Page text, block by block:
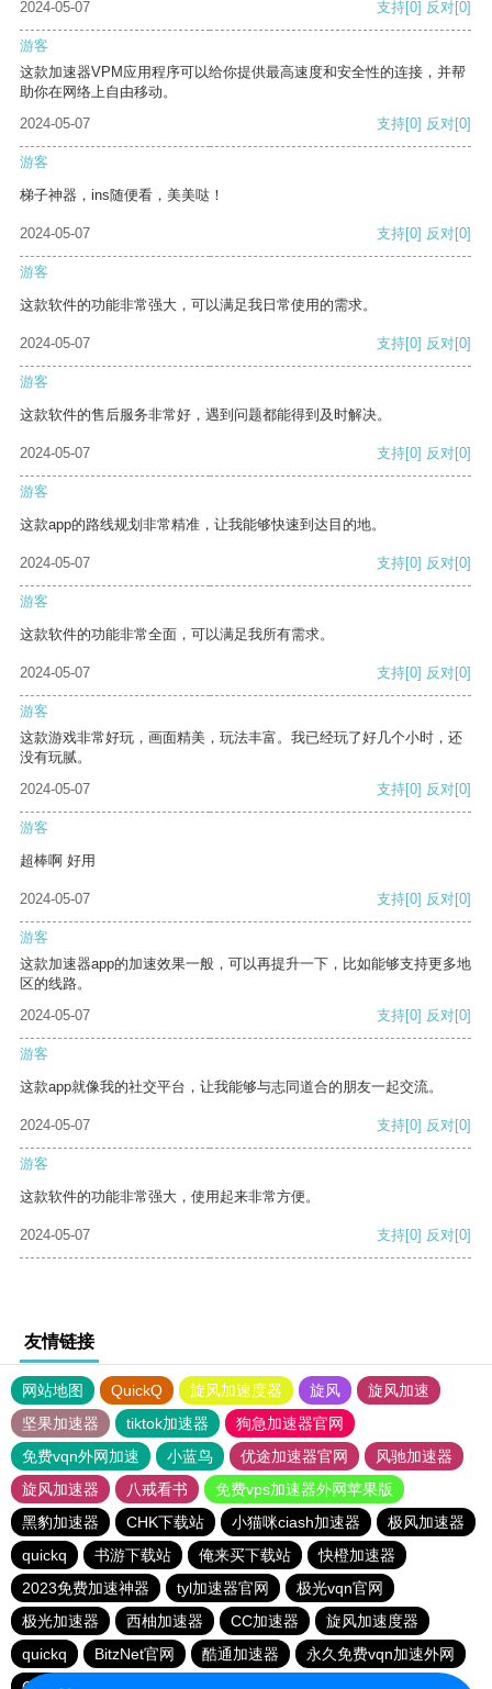
2024-05-07 支持[0] 反对[0]
游客
这款加速器VPM应用程序可以给你提供最高速度和安全性的连接，并帮
助你在网络上自由移动。
2024-05-07
支持[0] 反对[0]
游客
梯子神器，ins随便看，美美哒！
2024-05-07 支持[0] 反对[0]
游客
这款软件的功能非常强大，可以满足我日常使用的需求。
2024-05-07 支持[0] 反对[0]
游客
这款软件的售后服务非常好，遇到问题都能得到及时解决。
2024-05-07 支持[0] 反对[0]
游客
这款app的路线规划非常精准，让我能够快速到达目的地。
2024-05-07 支持[0] 反对[0]
游客
这款软件的功能非常全面，可以满足我所有需求。
2024-05-07 支持[0] 反对[0]
游客
这款游戏非常好玩，画面精美，玩法丰富。我已经玩了好几个小时，还
没有玩腻。
2024-05-07
支持[0] 反对[0]
游客
超棒啊 好用
2024-05-07 支持[0] 反对[0]
游客
这款加速器app的加速效果一般，可以再提升一下，比如能够支持更多地
区的线路。
2024-05-07
支持[0] 反对[0]
游客
这款app就像我的社交平台，让我能够与志同道合的朋友一起交流。
2024-05-07 支持[0] 反对[0]
游客
这款软件的功能非常强大，使用起来非常方便。
2024-05-07 支持[0] 反对[0]
友情链接
网站地图 QuickQ 旋风加速度器 旋风
旋风加速
坚果加速器
tiktok加速器
狗急加速器官网
免费vqn外网加速
小蓝鸟 优途加速器官网
风驰加速器
旋风加速器
八戒看书
免费vps加速器外网苹果版
黑豹加速器
CHK下载站 小猫咪ciash加速器
极风加速器
quickq
书游下载站 俺来买下载站
快橙加速器
2023免费加速神器
tyl加速器官网
极光vqn官网
极光加速器
西柚加速器 CC加速器
旋风加速度器
quickq
BitzNet官网 酷通加速器
永久免费vqn加速外网